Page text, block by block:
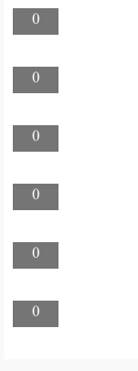
0
0
0
0
0
0